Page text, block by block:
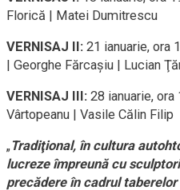
Florică | Matei Dumitrescu
VERNISAJ II: 21 ianuarie, ora
| Georghe Fărcaşiu | Lucian
VERNISAJ III: 28 ianuarie, ora
Vârtopeanu | Vasile Călin Filip
„Tradiţional, în cultura
lucreze împreună cu
precădere în cadrul